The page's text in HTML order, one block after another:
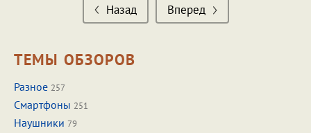
Назад Вперед
ТЕМЫ ОБЗОРОВ
Разное 257
Смартфоны 251
Наушники 79